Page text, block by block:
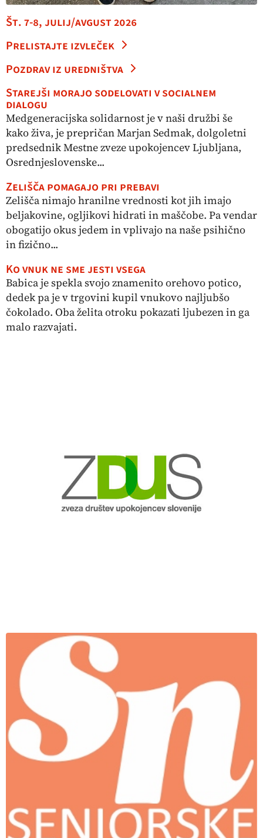
Št. 7-8, julij/avgust 2026
Prelistajte izvleček
Pozdrav iz uredništva
Starejši morajo sodelovati v socialnem
dialogu
Medgeneracijska solidarnost je v naši družbi še
kako živa, je prepričan Marjan Sedmak, dolgoletni
predsednik Mestne zveze upokojencev Ljubljana,
Osrednjeslovenske...
Zelišča pomagajo pri prebavi
Zelišča nimajo hranilne vrednosti kot jih imajo
beljakovine, ogljikovi hidrati in maščobe. Pa vendar
obogatijo okus jedem in vplivajo na naše psihično
in fizično...
Ko vnuk ne sme jesti vsega
Babica je spekla svojo znamenito orehovo potico,
dedek pa je v trgovini kupil vnukovo najljubšo
čokolado. Oba želita otroku pokazati ljubezen in ga
malo razvajati.